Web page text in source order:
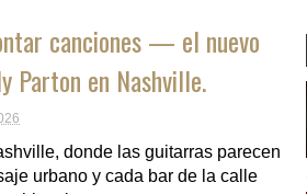
canciones — el nuevo
Parton en Nashville.
donde las guitarras parecen
urbano y cada bar de la calle